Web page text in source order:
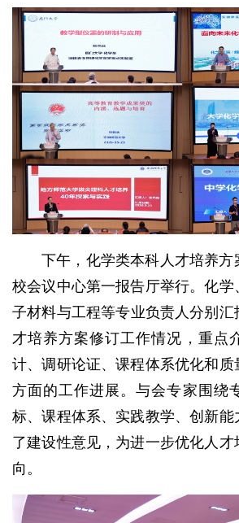
下午，化学类本科人才培养方
校会议中心第一报告厅举行。化学
子材料与工程等专业负责人分别汇
才培养方案修订工作情况，重点
计、调研论证、课程体系优化和
方面的工作进展。与会专家围绕
标、课程体系、实践教学、创新能
了建设性意见，为进一步优化人
向。